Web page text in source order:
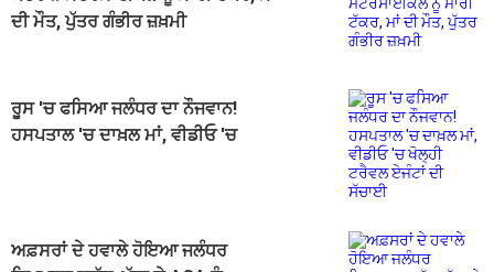
ਦੀ ਮੌਤ, ਪੁੱਤਰ ਗੰਭੀਰ ਜ਼ਖ਼ਮੀ
ਰੂਸ 'ਚ ਫਸਿਆ ਜਲੰਧਰ ਦਾ ਨੌਜਵਾਨ!
ਹਸਪਤਾਲ 'ਚ ਦਾਖ਼ਲ ਮਾਂ, ਵੀਡੀਓ 'ਚ
ਅਫ਼ਸਰਾਂ ਦੇ ਹਵਾਲੇ ਹੋਇਆ ਜਲੰਧਰ